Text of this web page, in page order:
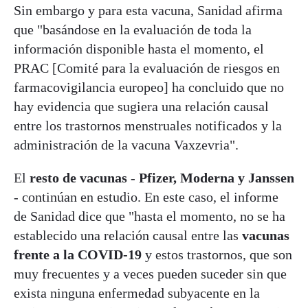
Sin embargo y para esta vacuna, Sanidad afirma
que "basándose en la evaluación de toda la
información disponible hasta el momento, el
PRAC [Comité para la evaluación de riesgos en
farmacovigilancia europeo] ha concluido que no
hay evidencia que sugiera una relación causal
entre los trastornos menstruales notificados y la
administración de la vacuna Vaxzevria".
El resto de vacunas - Pfizer, Moderna y Janssen
- continúan en estudio. En este caso, el informe
de Sanidad dice que "hasta el momento, no se ha
establecido una relación causal entre las vacunas
frente a la COVID-19 y estos trastornos, que son
muy frecuentes y a veces pueden suceder sin que
exista ninguna enfermedad subyacente en la